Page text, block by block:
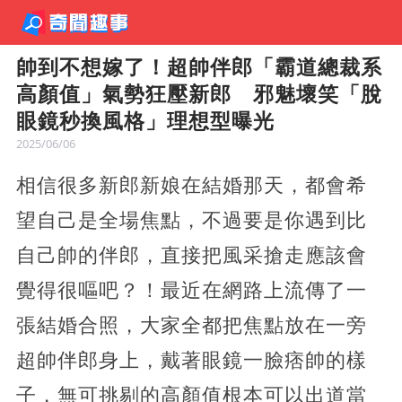
帥到不想嫁了！超帥伴郎「霸道總裁系
高顏值」氣勢狂壓新郎 邪魅壞笑「脫
眼鏡秒換風格」理想型曝光
2025/06/06
相信很多新郎新娘在結婚那天，都會希
望自己是全場焦點，不過要是你遇到比
自己帥的伴郎，直接把風采搶走應該會
覺得很嘔吧？！最近在網路上流傳了一
張結婚合照，大家全都把焦點放在一旁
超帥伴郎身上，戴著眼鏡一臉痞帥的樣
子，無可挑剔的高顏值根本可以出道當